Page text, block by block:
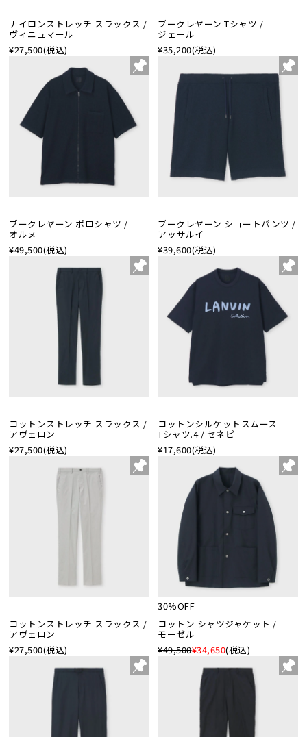
ナイロンストレッチ スラックス /
ヴィニュマール
¥27,500(税込)
ブークレヤーン Tシャツ /
ジェール
¥35,200(税込)
ブークレヤーン ポロシャツ /
オルヌ
¥49,500(税込)
ブークレヤーン ショートパンツ /
アッサルイ
¥39,600(税込)
コットンストレッチ スラックス /
アヴェロン
¥27,500(税込)
コットンシルケットスムース
Tシャツ.4 / セネピ
¥17,600(税込)
コットンストレッチ スラックス /
アヴェロン
¥27,500(税込)
30%OFF
コットン シャツジャケット /
モーゼル
¥49,500¥34,650(税込)